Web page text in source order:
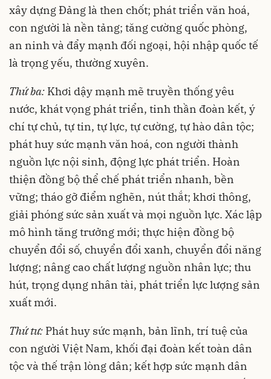
xây dựng Đảng là then chốt; phát triển văn hoá,
con người là nền tảng; tăng cường quốc phòng,
an ninh và đẩy mạnh đối ngoại, hội nhập quốc tế
là trọng yếu, thường xuyên.
Thứ ba: Khơi dậy mạnh mẽ truyền thống yêu
nước, khát vọng phát triển, tinh thần đoàn kết, ý
chí tự chủ, tự tin, tự lực, tự cường, tự hào dân tộc;
phát huy sức mạnh văn hoá, con người thành
nguồn lực nội sinh, động lực phát triển. Hoàn
thiện đồng bộ thể chế phát triển nhanh, bền
vững; tháo gỡ điểm nghẽn, nút thắt; khơi thông,
giải phóng sức sản xuất và mọi nguồn lực. Xác lập
mô hình tăng trưởng mới; thực hiện đồng bộ
chuyển đổi số, chuyển đổi xanh, chuyển đổi năng
lượng; nâng cao chất lượng nguồn nhân lực; thu
hút, trọng dụng nhân tài, phát triển lực lượng sản
xuất mới.
Thứ tư: Phát huy sức mạnh, bản lĩnh, trí tuệ của
con người Việt Nam, khối đại đoàn kết toàn dân
tộc và thế trận lòng dân; kết hợp sức mạnh dân